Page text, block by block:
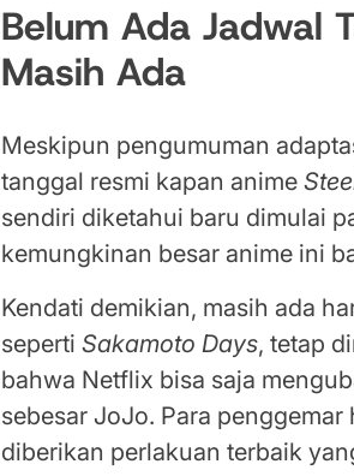
Belum Ada Jadwal
Masih Ada
Meskipun pengumuman
tanggal resmi kapan anime
sendiri diketahui baru dimulai
kemungkinan besar anime ini
Kendati demikian, masih ada
sepertiSakamoto Days, tetap
bahwa Netflix bisa saja
sebesar JoJo. Para
diberikan perlakuan terbaik